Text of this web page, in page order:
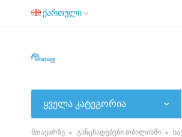
ქართული
ყველა კატეგორია
მთავარზე განცხადებები თბილისში